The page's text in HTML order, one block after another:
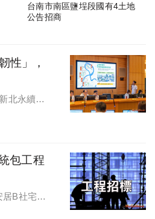
台南市南區鹽埕段國有4土地
公告招商
性」，
北永續宜
包工程
居B社宅